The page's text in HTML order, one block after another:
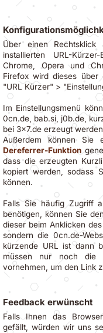
Über einen
installierten URL-
Chrome, Opera und
Firefox wird dieses
"URL Kürzer" >
Im Einstellungsmenü
0cn.de, bab.si, j0b.de,
bei 3x7.de erzeugt
Außerdem können Sie
Dereferrer-Funktion
dass die erzeugten
kopiert werden, sodass
können.
Falls Sie häufig Zugriff
benötigen, können Sie
dieser beim Anklicken
sondern die 0cn.de-
kürzende URL ist dann
müssen nur noch die
vornehmen, um den Link
Feedback erwünscht
Falls Ihnen das
gefällt, würden wir uns